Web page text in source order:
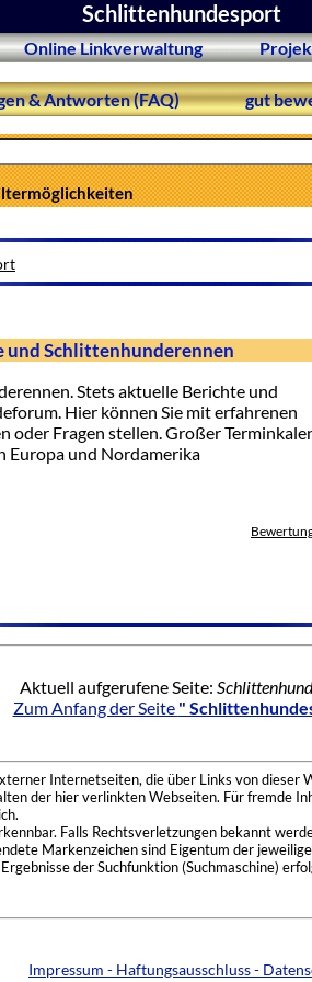
Schlittenhundesport
Online Linkverwaltung
& Antworten (FAQ) gut
und Schlittenhunderennen
Stets aktuelle Berichte und
Hier können Sie mit erfahrenen
Fragen stellen. Großer
Europa und Nordamerika
Aktuell aufgerufene Seite:
Zum Anfang der Seite "
Internetseiten, die über Links von dieser
der hier verlinkten Webseiten. Für fremde
Falls Rechtsverletzungen bekannt
Markenzeichen sind Eigentum der
der Suchfunktion (Suchmaschine)
Impressum - Haftungsausschluss -